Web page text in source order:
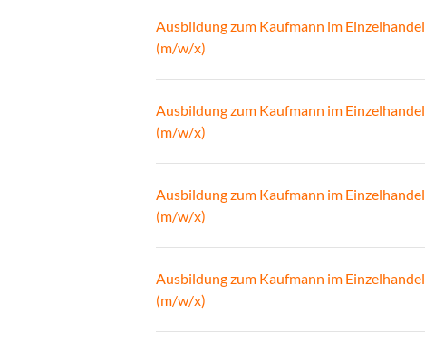
Ausbildung zum Kaufmann im Einzelhandel
(m/w/x)
Ausbildung zum Kaufmann im Einzelhandel
(m/w/x)
Ausbildung zum Kaufmann im Einzelhandel
(m/w/x)
Ausbildung zum Kaufmann im Einzelhandel
(m/w/x)